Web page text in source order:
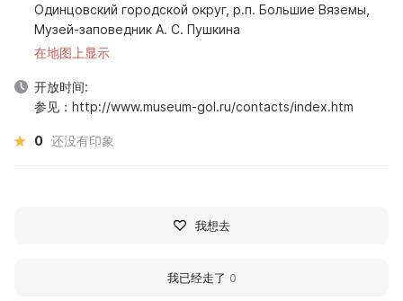
Одинцовский городской округ, р.п. Большие Вяземы,
Музей-заповедник А. С. Пушкина
在地图上显示
开放时间:
参见：http://www.museum-gol.ru/contacts/index.htm
0 还没有印象
我想去
我已经走了 0